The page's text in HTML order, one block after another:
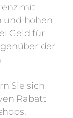
mit
und hohen
Geld für
der
Sie sich
Rabatt